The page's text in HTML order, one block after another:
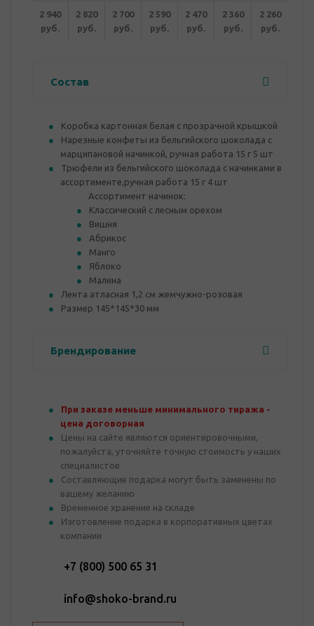
2 940
руб.
2 820
руб.
2 700
руб.
2 590
руб.
2 470
руб.
2 360
руб.
2 260
руб.
Состав
Коробка картонная белая с прозрачной крышкой
Нарезные конфеты из бельгийского шоколада с
марципановой начинкой, ручная работа 15 г 5 шт
Трюфели из бельгийского шоколада с начинками в
ассортименте,ручная работа 15 г 4 шт
Ассортимент начинок:
Классический с лесным орехом
Вишня
Абрикос
Манго
Яблоко
Малина
Лента атласная 1,2 см жемчужно-розовая
Размер 145*145*30 мм
Брендирование
При заказе меньше минимального тиража -
цена договорная
Цены на сайте являются ориентировочными,
пожалуйста, уточняйте точную стоимость у наших
специалистов
Составляющие подарка могут быть заменены по
вашему желанию
Временное хранение на складе
Изготовление подарка в корпоративных цветах
компании
+7 (800) 500 65 31
info@shoko-brand.ru